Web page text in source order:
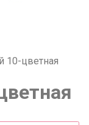
10-цветная